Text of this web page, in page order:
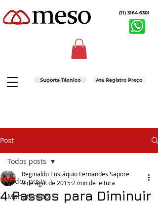
(11) 3164-6301
Suporte Técnico Ata Registro Preço
Post
Todos posts
Manutenção
Todos posts
4 Passos para Diminuir
Reginaldo Eustáquio Fernandes Sapore
9 de ago. de 2015 2 min de leitura